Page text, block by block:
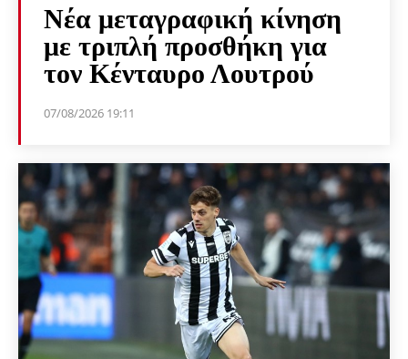
Νέα μεταγραφική κίνηση
με τριπλή προσθήκη για
τον Κένταυρο Λουτρού
07/08/2026 19:11